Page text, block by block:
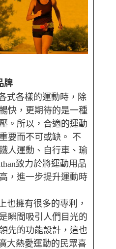
牌
式各樣的運動時，除
快，更期待的是一種
。所以，合適的運動
要而不可或缺。 不
人運動、自行車、瑜
致力於將運動用品
，進一步提升運動時
也擁有很多的專利，
瞬間吸引人們目光的
先的功能設計，這也
大熱愛運動的民眾喜